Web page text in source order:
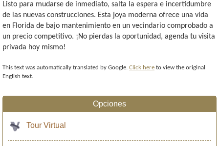
Listo para mudarse de inmediato, salta la espera e incertidumbre
de las nuevas construcciones. Esta joya moderna ofrece una vida
en Florida de bajo mantenimiento en un vecindario comprobado a
un precio competitivo. ¡No pierdas la oportunidad, agenda tu visita
privada hoy mismo!
This text was automatically translated by Google. Click here to view the original
English text.
Opciones
Tour Virtual